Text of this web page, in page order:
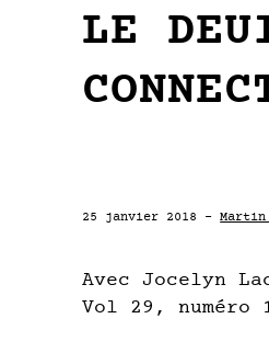
LE
25 janvier 2018 -
Avec Jocelyn
Vol 29, numéro